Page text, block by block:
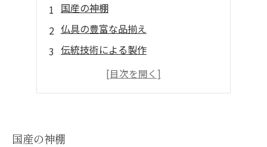
国産の神棚
仏具の豊富な品揃え
伝統技術による製作
厳選された国産素材
心安らぐ空間づくり
国産の神棚